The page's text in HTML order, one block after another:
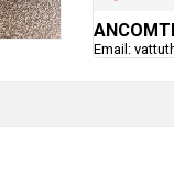
Email: